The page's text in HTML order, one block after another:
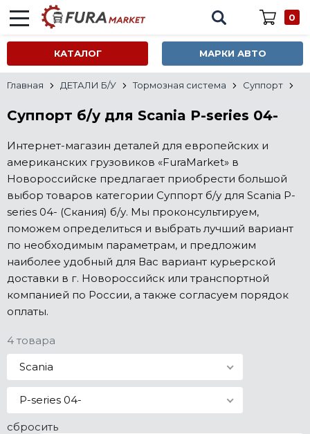
0
КАТАЛОГ МАРКИ АВТО
Главная ДЕТАЛИ Б/У Тормозная система Суппорт
Суппорт б/у для Scania P-series 04-
Интернет-магазин деталей для европейских и
американских грузовиков «FuraMarket» в
Новороссийске предлагает приобрести большой
выбор товаров категории Суппорт б/у для Scania P-
series 04- (Скания) б/у. Мы проконсультируем,
поможем определиться и выбрать лучший вариант
по необходимым параметрам, и предложим
наиболее удобный для Вас вариант курьерской
доставки в г. Новороссийск или транспортной
компанией по России, а также согласуем порядок
оплаты.
4 товара
Scania
P-series 04-
сбросить